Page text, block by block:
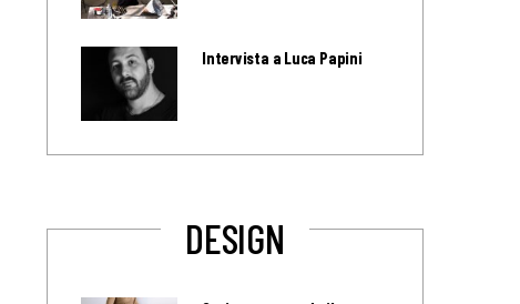
Intervista a Luca Papini
DESIGN